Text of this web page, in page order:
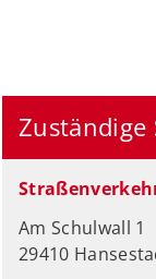
Zuständige
Am Schulwall 1
29410